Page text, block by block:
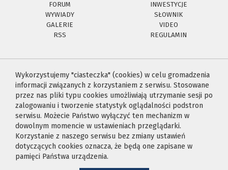
FORUM
INWESTYCJE
WYWIADY
SŁOWNIK
GALERIE
VIDEO
RSS
REGULAMIN
Wykorzystujemy "ciasteczka" (cookies) w celu gromadzenia
informacji związanych z korzystaniem z serwisu. Stosowane
przez nas pliki typu cookies umożliwiają utrzymanie sesji po
zalogowaniu i tworzenie statystyk oglądalności podstron
serwisu. Możecie Państwo wyłączyć ten mechanizm w
dowolnym momencie w ustawieniach przeglądarki.
Korzystanie z naszego serwisu bez zmiany ustawień
dotyczących cookies oznacza, że będą one zapisane w
pamięci Państwa urządzenia.